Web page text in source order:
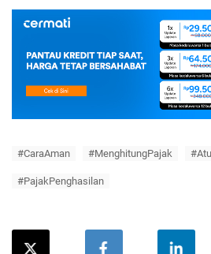
#CaraAman #MenghitungPajak
#PajakPenghasilan